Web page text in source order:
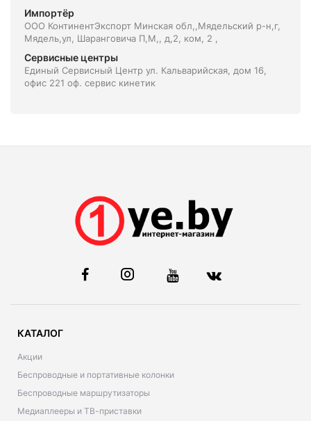
Импортёр
ООО КонтинентЭкспорт Минская обл,,Мядельский р-н,г,
Мядель,ул, Шаранговича П,М,, д,2, ком, 2 ,
Сервисные центры
Единый Сервисный Центр ул. Кальварийская, дом 16,
офис 221 оф. сервис кинетик
КАТАЛОГ
Акции
Беспроводные и портативные колонки
Беспроводные маршрутизаторы
Медиаплееры и ТВ-приставки